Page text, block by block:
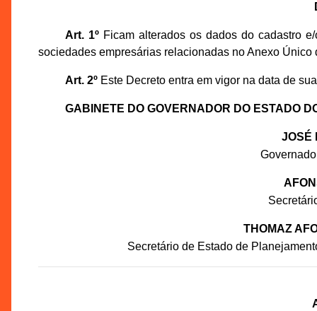
Art. 1ºFicam alterados os dados do cadastro
sociedades empresárias relacionadas no Anexo Único
Art. 2ºEste Decreto entra em vigor na data de
GABINETE DO GOVERNADOR DO ESTADO
JOSÉ
THOMAZ
Secretário de Estado de